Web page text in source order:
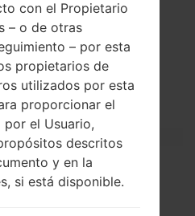
características
LGBL20T
LG Chocolate
Octubre, 2009
con el Propietario
– o de otras
– por esta
propietarios de
utilizados por esta
proporcionar el
el Usuario,
descritos
y en la
si está disponible.